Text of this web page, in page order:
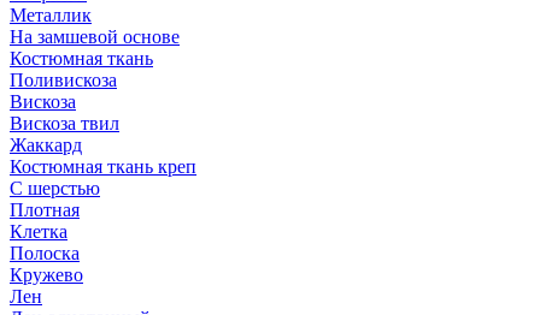
Металлик
На замшевой основе
Костюмная ткань
Поливискоза
Вискоза
Вискоза твил
Жаккард
Костюмная ткань креп
С шерстью
Плотная
Клетка
Полоска
Кружево
Лен